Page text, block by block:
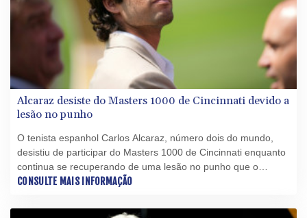
Alcaraz desiste do Masters 1000 de Cincinnati devido a
lesão no punho
O tenista espanhol Carlos Alcaraz, número dois do mundo,
desistiu de participar do Masters 1000 de Cincinnati enquanto
continua se recuperando de uma lesão no punho que o
mantém afastado das quadras desde abril, anunciaram os
CONSULTE MAIS INFORMAÇÃO